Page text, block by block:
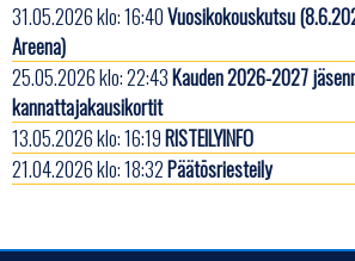
31.05.2026 klo: 16:40Vuosikokouskutsu
Areena)
25.05.2026 klo: 22:43Kauden 2026-2027
kannattajakausikortit
13.05.2026 klo: 16:19RISTEILYINFO
21.04.2026 klo: 18:32Päätösriesteily